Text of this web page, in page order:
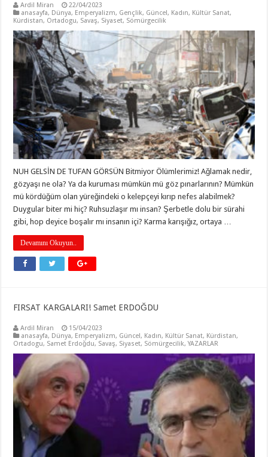
Ardil Miran
22/04/2023
anasayfa, Dünya, Emperyalizm, Gençlik, Güncel, Kadın, Kültür Sanat,
Kürdistan, Ortadogu, Savaş, Siyaset, Sömürgecilik
NUH GELSİN DE TUFAN GÖRSÜN Bitmiyor Ölümlerimiz! Ağlamak nedir,
gözyaşı ne ola? Ya da kuruması mümkün mü göz pınarlarının? Mümkün
mü kördüğüm olan yüreğindeki o kelepçeyi kırıp nefes alabilmek?
Duygular biter mi hiç? Ruhsuzlaşır mı insan? Şerbetle dolu bir sürahi
gibi, hop deyice boşalır mı insanın içi? Karma karışığız, ortaya …
Devamını Okuyun..
FIRSAT KARGALARI! Samet ERDOĞDU
Ardil Miran
15/04/2023
anasayfa, Dünya, Emperyalizm, Güncel, Kadın, Kültür Sanat, Kürdistan,
Ortadogu, Samet Erdoğdu, Savaş, Siyaset, Sömürgecilik,YAZARLAR